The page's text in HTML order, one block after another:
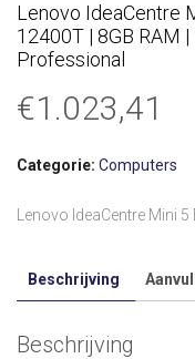
Lenovo IdeaCentre
12400T | 8GB RAM
Professional
€1.023,41
Categorie: Computers
Lenovo IdeaCentre Mini
Beschrijving
Beschrijving